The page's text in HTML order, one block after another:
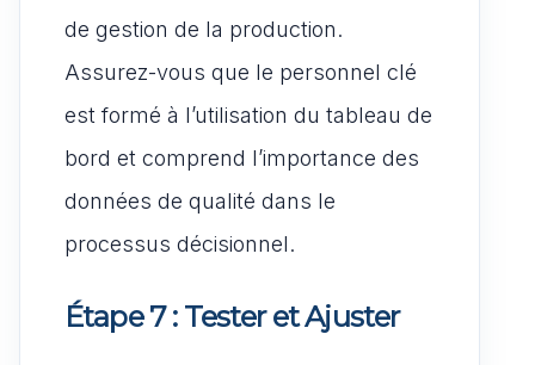
de gestion de la production.
Assurez-vous que le personnel clé
est formé à l’utilisation du tableau de
bord et comprend l’importance des
données de qualité dans le
processus décisionnel.
Étape 7 : Tester et Ajuster